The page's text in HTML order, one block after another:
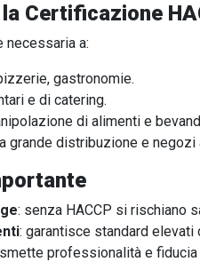
Certificazione
necessaria a:
gastronomie.
e di catering.
di alimenti e
grande distribuzione e negozi
: senza HACCP si rischiano
: garantisce standard
professionalità e